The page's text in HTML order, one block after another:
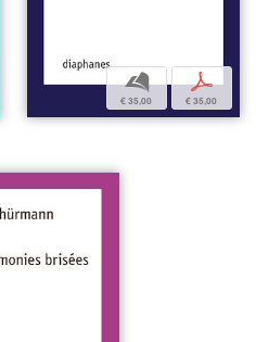
b
€ 35,00
p
€ 35,00